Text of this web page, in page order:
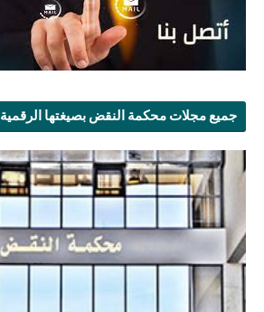
جميع مجلات محكمة النقض بصيغتها الرقمية